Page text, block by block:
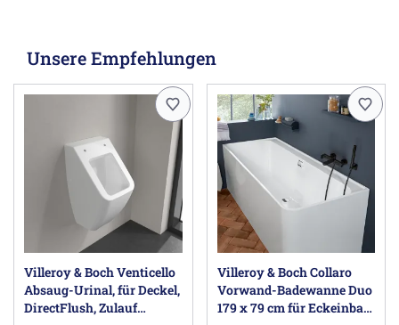
Unsere Empfehlungen
Villeroy & Boch Venticello
Absaug-Urinal, für Deckel,
DirectFlush, Zulauf
Villeroy & Boch Collaro
Vorwand-Badewanne Duo
179 x 79 cm für Eckeinbau